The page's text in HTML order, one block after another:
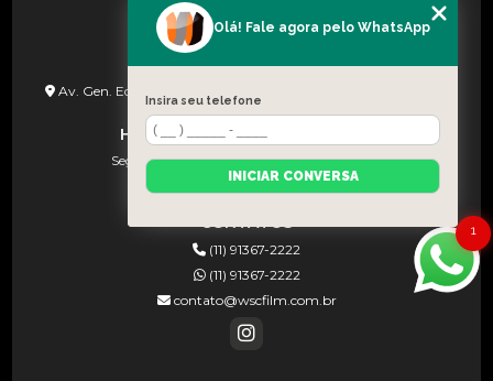
ENDEREÇO
Av. Gen. Edgar Facó, 1258 - Vila Arcadia São Paulo - SP - CEP:
02924-000
HORÁRIO DE FUNCIONAMENTO
Seg à Sex (08h às 18h) e Sab (08:30–13:00)
CONTATOS
(11) 91367-2222
(11) 91367-2222
contato@wscfilm.com.br
1
Olá! Fale agora pelo WhatsApp
Insira seu telefone
INICIAR CONVERSA